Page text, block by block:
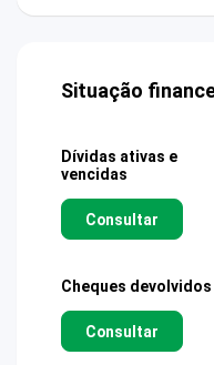
Situação
Dívidas ativas e
vencidas
Consultar
Cheques devolvidos
Consultar